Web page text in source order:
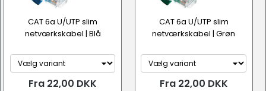
CAT 6a U/UTP slim
netværkskabel | Blå
Fra 22,00 DKK
CAT 6a U/UTP slim
netværkskabel | Grøn
Fra 22,00 DKK